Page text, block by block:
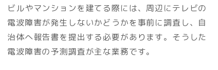
ビルやマンションを建てる際には、周辺にテレビの
電波障害が発生しないかどうかを事前に調査し、自
治体へ報告書を提出する必要があります。そうした
電波障害の予測調査が主な業務です。